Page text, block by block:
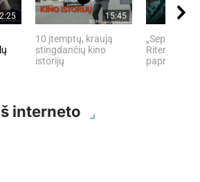
15:45
10 įtemptų, kraują
stingdančių kino
istorijų
„Septynių
Riteris" – kai
interneto